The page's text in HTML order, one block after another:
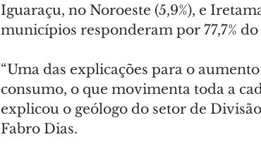
Iguaraçu, no Noroeste (5,9%), e
municípios responderam por 77,7%
“Uma das explicações para o
consumo, o que movimenta toda a
explicou o geólogo do setor de
Fabro Dias.